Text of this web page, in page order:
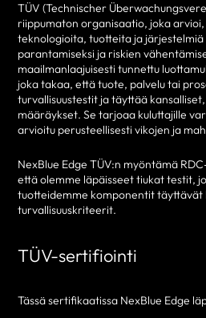
TÜV (Technischer
riippumaton organisaatio, joka
teknologioita, tuotteita ja järjestelmiä
parantamiseksi ja riskien
maailmanlaajuisesti tunnettu
joka takaa, että tuote, palvelu tai
turvallisuustestit ja täyttää
määräykset. Se tarjoaa kuluttajille
arvioitu perusteellisesti vikojen ja
NexBlue Edge TÜV:n myöntämä
että olemme läpäisseet tiukat testit,
tuotteidemme komponentit
turvallisuuskriteerit.
TÜV-sertifiointi
Tässä sertifikaatissa NexBlue Edge